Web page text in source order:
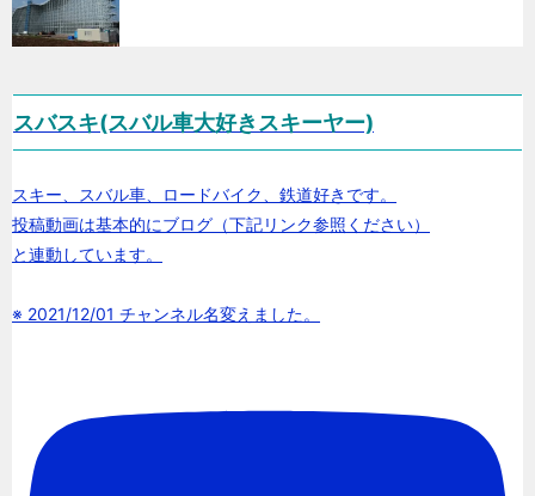
スバスキ(スバル車大好きスキーヤー)
スキー、スバル車、ロードバイク、鉄道好きです。
投稿動画は基本的にブログ（下記リンク参照ください）
と連動しています。
※ 2021/12/01 チャンネル名変えました。